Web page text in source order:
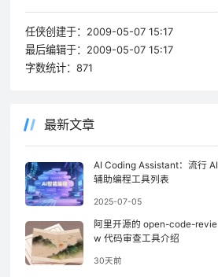
任侠创建于： 2009-05-07 15:17
最后编辑于： 2009-05-07 15:17
字数统计： 871
最新文章
AI Coding Assistant：流行 AI
辅助编程工具列表
2025-07-05
阿里开源的 open-code-revie
w 代码审查工具介绍
30天前